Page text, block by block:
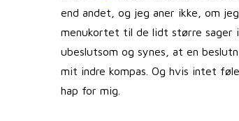
end andet, og jeg aner ikke, om
menukortet til de lidt større sager
ubeslutsom og synes, at en
mit indre kompas. Og hvis intet
hap for mig.